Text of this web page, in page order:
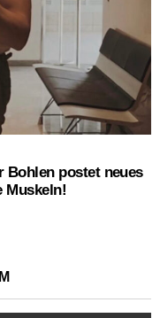
Bohlen postet neues
Muskeln!